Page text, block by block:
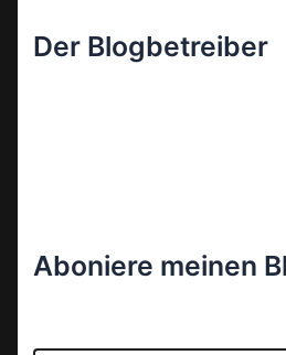
Der Blogbetreiber
Aboniere meinen